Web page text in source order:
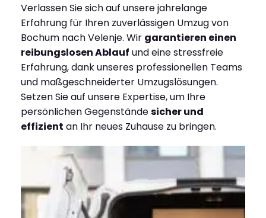
Verlassen Sie sich auf unsere jahrelange
Erfahrung für Ihren zuverlässigen Umzug von
Bochum nach Velenje. Wir garantieren einen
reibungslosen Ablauf und eine stressfreie
Erfahrung, dank unseres professionellen Teams
und maßgeschneiderter Umzugslösungen.
Setzen Sie auf unsere Expertise, um Ihre
persönlichen Gegenständesicher und
effizient an Ihr neues Zuhause zu bringen.